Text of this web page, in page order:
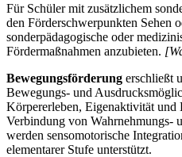
Für Schüler mit zusätzlichem
den Förderschwerpunkten Sehen
sonderpädagogische oder
Fördermaßnahmen anzubieten.
Bewegungsförderung erschließt
Bewegungs- und
Körpererleben, Eigenaktivität
Verbindung von Wahrnehmungs-
werden sensomotorische
elementarer Stufe unterstützt.